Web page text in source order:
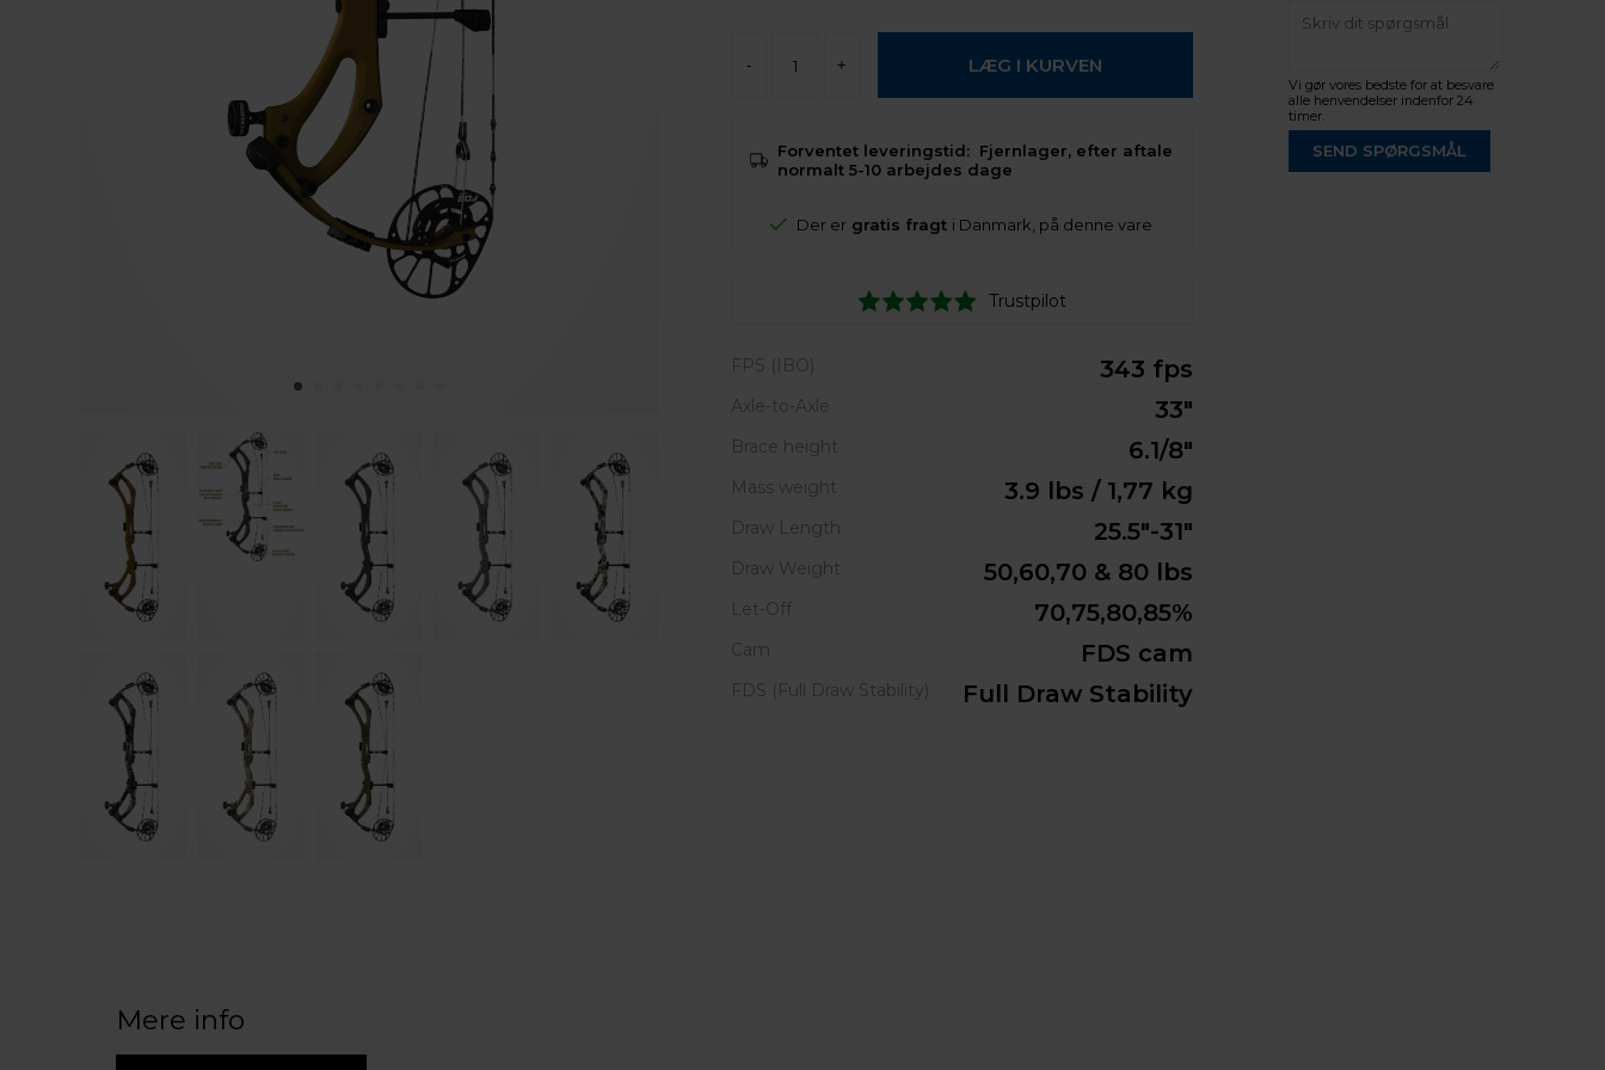
- +
Forventet leveringstid: Fjernlager, efter aftale
normalt 5-10 arbejdes dage
Der er gratis fragt i Danmark, på denne vare
Trustpilot
FPS (IBO) 343 fps
Axle-to-Axle 33"
Brace height 6.1/8"
Mass weight 3.9 lbs / 1,77 kg
Draw Length 25.5"-31"
Draw Weight 50,60,70 & 80 lbs
Let-Off 70,75,80,85%
Cam FDS cam
FDS (Full Draw Stability) Full Draw Stability
Vi gør vores bedste for at besvare
alle henvendelser indenfor 24
timer.
SEND SPØRGSMÅL
Mere info